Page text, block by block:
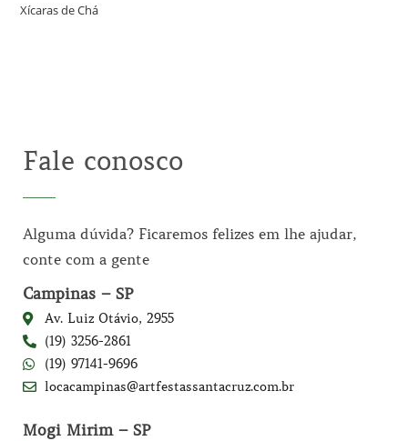
Xícaras de Chá
Fale conosco
Alguma dúvida? Ficaremos felizes em lhe ajudar,
conte com a gente
Campinas – SP
Av. Luiz Otávio, 2955
(19) 3256-2861
(19) 97141-9696
locacampinas@artfestassantacruz.com.br
Mogi Mirim – SP